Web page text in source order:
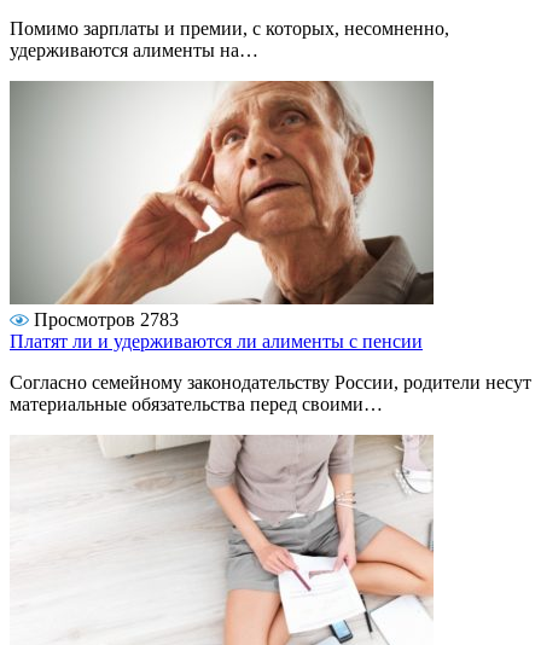
Помимо зарплаты и премии, с которых, несомненно,
удерживаются алименты на…
Просмотров 2783
Платят ли и удерживаются ли алименты с пенсии
Согласно семейному законодательству России, родители несут
материальные обязательства перед своими…